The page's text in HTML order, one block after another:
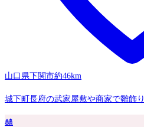
山口県下関市約46km
城下町長府の武家屋敷や商家で雛飾り
🎎